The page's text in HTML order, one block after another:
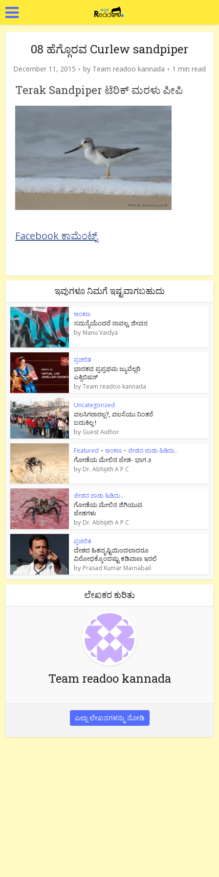
08 ಹೆಗ್ಗೊರವ Curlew sandpiper
December 11, 2015 by Team readoo kannada 1 min read
Terak Sandpiper ಟೆರಿಕ್ ಮರಳು ಪೀಪಿ
Facebook ಕಾಮೆಂಟ್ಸ್
ಇವುಗಳೂ ನಿಮಗೆ ಇಷ್ಟವಾಗಬಹುದು
ಅಂಕಣ
ಸಮಸ್ಯೆಯೆಂದರೆ ಸಾವಲ್ಲ, ಜೀವನ
by Manu Vaidya
ಪ್ರಚಲಿತ
ಭಾರತದ ಪ್ರಪ್ರಥಮ ಜ್ಯುವೆಲ್ಲರಿ
ಎಕ್ಸಿಬಿಷನ್
byTeam readoo kannada
Uncategorized
ವಲಸಿಗರಾರಲ್ಲ?, ವಲಸೆಯು ನಿಂತರೆ
ಬದುಕಿಲ್ಲ !
by Guest Author
Featured • ಅಂಕಣ • ಜೇಡನ ಜಾಡು ಹಿಡಿದು..
ಗೋಡೆಯ ಮೇಲಿನ ಜೇಡ- ಭಾಗ ೨
by Dr. Abhijith A P C
ಜೇಡನ ಜಾಡು ಹಿಡಿದು..
ಗೋಡೆಯ ಮೇಲಿನ ಜಿಗಿಯುವ
ಜೇಡಗಳು
by Dr. Abhijith A P C
ಪ್ರಚಲಿತ
ದೇಶದ ಹಿತದೃಷ್ಟಿಯಿಂದಲಾದರೂ
ವಿರೋಧಕ್ಕೊಂದಷ್ಟು ಕಡಿವಾಣ ಇರಲಿ
by Prasad Kumar Marnabail
ಲೇಖಕರ ಕುರಿತು
Team readoo kannada
ಎಲ್ಲಾ ಲೇಖನಗಳನ್ನು ನೋಡಿ